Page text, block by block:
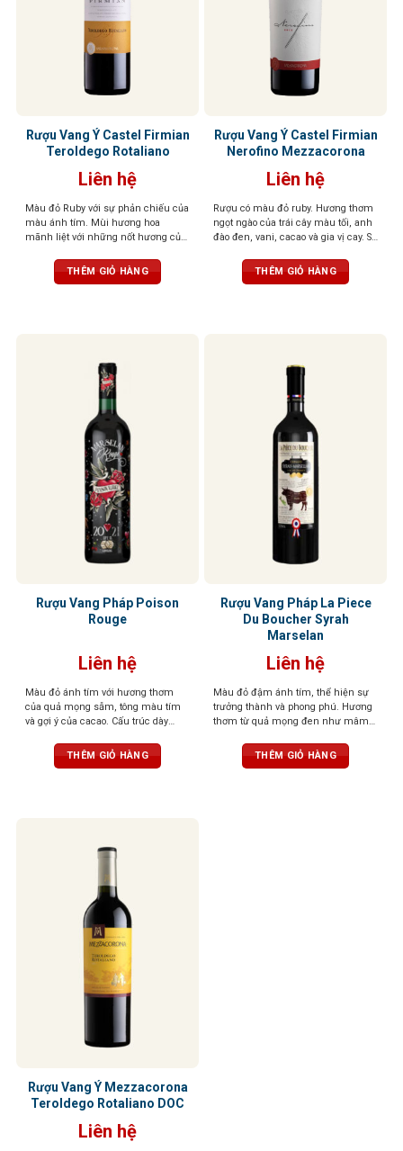
Rượu Vang Ý Castel Firmian
Teroldego Rotaliano
Liên hệ
Màu đỏ Ruby với sự phản chiếu của
màu ánh tím. Mùi hương hoa
mãnh liệt với những nốt hương của
dâu đen, quả mâm xôi
THÊM GIỎ HÀNG
Rượu Vang Ý Castel Firmian
Nerofino Mezzacorona
Liên hệ
Rượu có màu đỏ ruby. Hương thơm
ngọt ngào của trái cây màu tối, anh
đào đen, vani, cacao và gia vị cay. Sự
cảm nhận tinh tế của trái cây và các
gia vị khác. Hậu vị phong phú,
THÊM GIỎ HÀNG
Rượu Vang Pháp Poison
Rouge
Liên hệ
Màu đỏ ánh tím với hương thơm
của quả mọng sẫm, tông màu tím
và gợi ý của cacao. Cấu trúc dày
và quả mọng đenTHÊM GIỎ HÀNG
Rượu Vang Pháp La Piece
Du Boucher Syrah
Marselan
Liên hệ
Màu đỏ đậm ánh tím, thể hiện sự
trưởng thành và phong phú. Hương
thơm từ quả mọng đen như mâm
phê và vani. Vị rượu mạnh mẽ với
tannin mềm mại, hậu vị dài và ấm
THÊM GIỎ HÀNG
Rượu Vang Ý Mezzacorona
Teroldego Rotaliano DOC
Liên hệ